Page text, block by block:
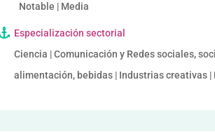
Notable | Media
Especialización sectorial
Ciencia | Comunicación y Redes sociales,
alimentación, bebidas | Industrias creativas